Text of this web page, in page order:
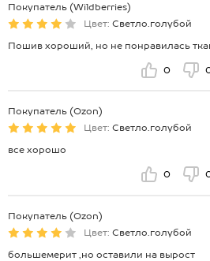
Покупатель (Wildberries)
Цвет: Светло.голубой
Пошив хороший, но не понравилась
0
Покупатель (Ozon)
Цвет: Светло.голубой
все хорошо
0
Покупатель (Ozon)
Цвет: Светло.голубой
большемерит ,но оставили на вырост